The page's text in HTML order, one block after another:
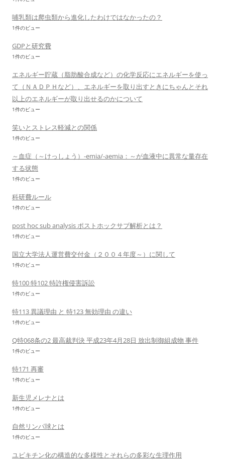
哺乳類は爬虫類から進化したわけではなかったの？
1件のビュー
GDPと研究費
1件のビュー
エネルギー貯蔵（脂肪酸合成など）の化学反応にエネルギーを使っ
て（ＮＡＤＰＨなど）、エネルギーを取り出すときにちゃんとそれ
以上のエネルギーが取り出せるのかについて
1件のビュー
笑いとストレス軽減との関係
1件のビュー
～血症（～けっしょう）-emia/-aemia：～が血液中に異常な量存在
する状態
1件のビュー
科研費ルール
1件のビュー
post hoc sub analysis ポストホックサブ解析とは？
1件のビュー
国立大学法人運営費交付金（２００４年度～）に関して
1件のビュー
特100 特102 特許権侵害訴訟
1件のビュー
特113 異議理由 と 特123 無効理由 の違い
1件のビュー
Q特068条の2 最高裁判決 平成23年4月28日 放出制御組成物 事件
1件のビュー
特171 再審
1件のビュー
新生児メレナとは
1件のビュー
自然リンパ球とは
1件のビュー
ユビキチン化の構造的な多様性とそれらの多彩な生理作用